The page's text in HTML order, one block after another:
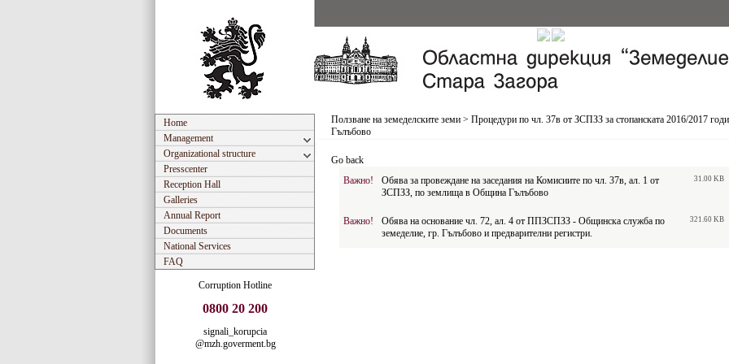
Home
Management
Organizational structure
Presscenter
Reception Hall
Galleries
Annual Report
Documents
National Services
FAQ
Corruption Hotline
0800 20 200
signali_korupcia
@mzh.goverment.bg
Ползване на земеделските земи > Процедури по чл. 37в от ЗСПЗЗ за стопанската 2016/2017
Гълъбово
Go back
Важно!
Обява за провеждане на заседания на Комисиите по чл. 37в, ал. 1 от
ЗСПЗЗ, по землища в Община Гълъбово
31.00 KB
Важно!
Обява на основание чл. 72, ал. 4 от ППЗСПЗЗ - Общинска служба по
земеделие, гр. Гълъбово и предварителни регистри.
321.60 KB